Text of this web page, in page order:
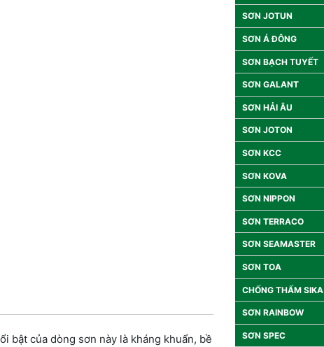
bật của dòng sơn này là kháng khuẩn, bề
SƠN JOTUN
SƠN Á ĐÔNG
SƠN BẠCH TUYẾT
SƠN GALANT
SƠN HẢI ÂU
SƠN JOTON
SƠN KCC
SƠN KOVA
SƠN NIPPON
SƠN TERRACO
SƠN SEAMASTER
SƠN TOA
CHỐNG THẤM SIKA
SƠN RAINBOW
SƠN SPEC